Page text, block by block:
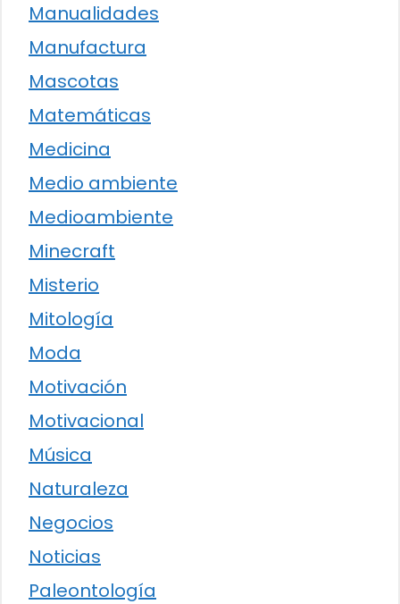
Manualidades
Manufactura
Mascotas
Matemáticas
Medicina
Medio ambiente
Medioambiente
Minecraft
Misterio
Mitología
Moda
Motivación
Motivacional
Música
Naturaleza
Negocios
Noticias
Paleontología